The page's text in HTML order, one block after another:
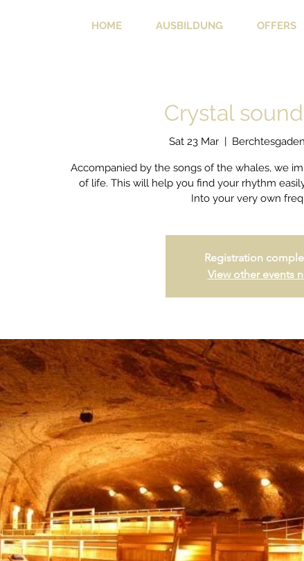
HOME AUSBILDUNG OFFERS
Crystal
Sat 23 Mar
  |
Accompanied by the songs of the whales, we
of life. This will help you find your rhythm
Into your very own
Registration
View other events